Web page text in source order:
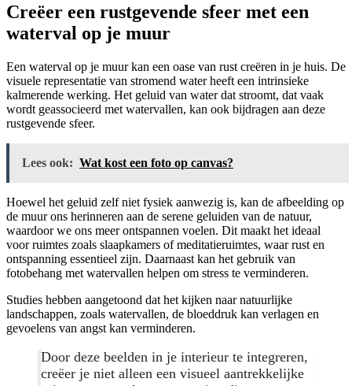
Creëer een rustgevende sfeer met een
waterval op je muur
Een waterval op je muur kan een oase van rust creëren in je huis. De
visuele representatie van stromend water heeft een intrinsieke
kalmerende werking. Het geluid van water dat stroomt, dat vaak
wordt geassocieerd met watervallen, kan ook bijdragen aan deze
rustgevende sfeer.
Lees ook: Wat kost een foto op canvas?
Hoewel het geluid zelf niet fysiek aanwezig is, kan de afbeelding op
de muur ons herinneren aan de serene geluiden van de natuur,
waardoor we ons meer ontspannen voelen. Dit maakt het ideaal
voor ruimtes zoals slaapkamers of meditatieruimtes, waar rust en
ontspanning essentieel zijn. Daarnaast kan het gebruik van
fotobehang met watervallen helpen om stress te verminderen.
Studies hebben aangetoond dat het kijken naar natuurlijke
landschappen, zoals watervallen, de bloeddruk kan verlagen en
gevoelens van angst kan verminderen.
Door deze beelden in je interieur te integreren,
creëer je niet alleen een visueel aantrekkelijke